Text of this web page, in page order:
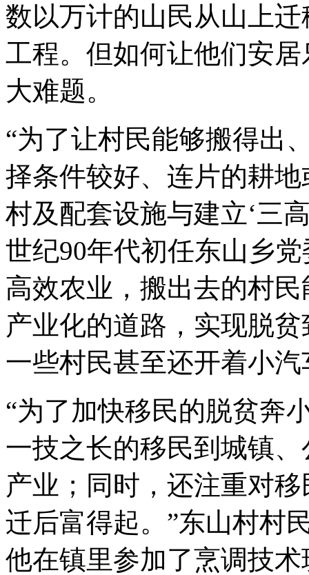
数以万计的山民从山上
工程。但如何让他们安
大难题。
“为了让村民能够搬得出
择条件较好、连片的耕
村及配套设施与建立‘三
世纪90年代初任东山乡
高效农业，搬出去的村
产业化的道路，实现脱
一些村民甚至还开着小
“为了加快移民的脱贫奔
一技之长的移民到城镇
产业；同时，还注重对
迁后富得起。”东山村村
他在镇里参加了烹调技